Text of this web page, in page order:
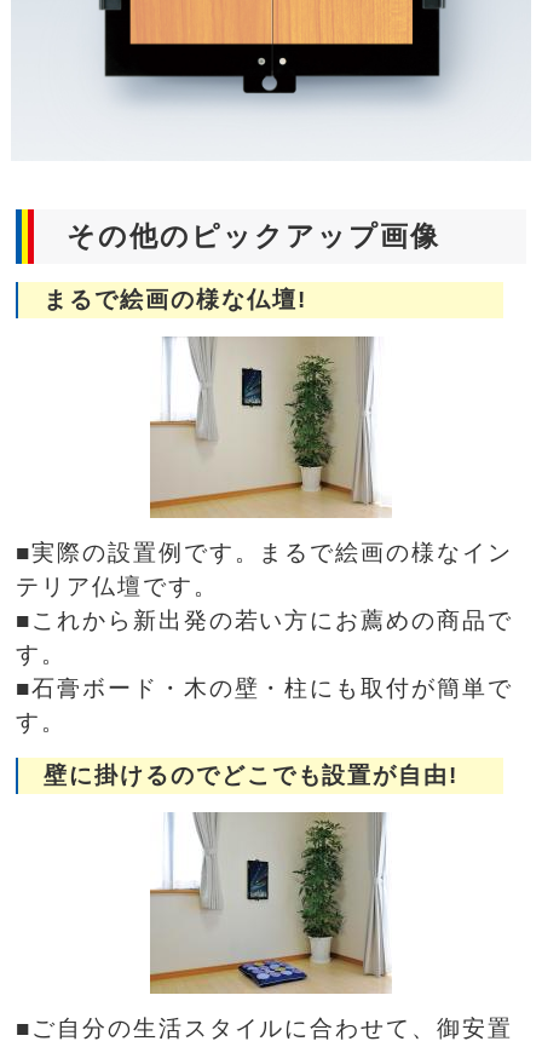
その他のピックアップ画像
まるで絵画の様な仏壇!
■実際の設置例です。まるで絵画の様なイン
テリア仏壇です。
■これから新出発の若い方にお薦めの商品で
す。
■石膏ボード・木の壁・柱にも取付が簡単で
す。
壁に掛けるのでどこでも設置が自由!
■ご自分の生活スタイルに合わせて、御安置